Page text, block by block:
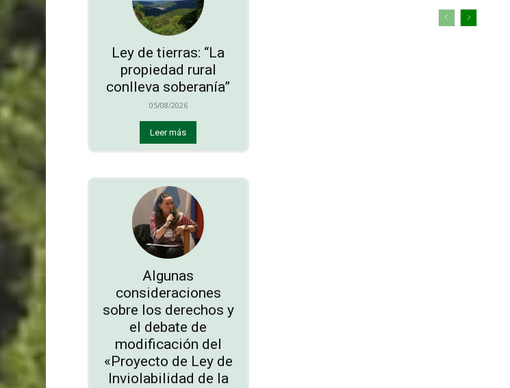
Ley de tierras: “La
propiedad rural
conlleva soberanía”
05/08/2026
Leer más
Algunas
consideraciones
sobre los derechos y
el debate de
modificación del
«Proyecto de Ley de
Inviolabilidad de la